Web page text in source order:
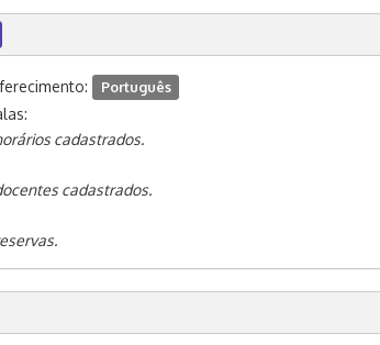
Português
cadastrados.
cadastrados.